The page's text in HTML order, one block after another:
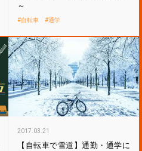
～
自転車 通学
2017.03.21
【自転車で雪道】通勤・通学に